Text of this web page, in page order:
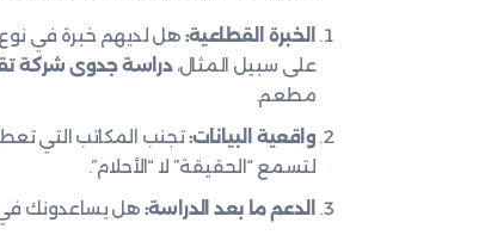
الخبرة القطاعية: هل لديهم خبرة في
على سبيل المثال،دراسة جدوى شركة
مطعم.
واقعية البيانات:تجنب المكاتب التي
لتسمع “الحقيقة” لا “الأحلام”.
الدعم ما بعد الدراسة: هل يساعدونك في